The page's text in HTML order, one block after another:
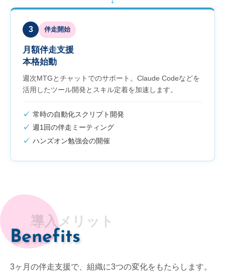
3 伴走開始
月額伴走支援
本格始動
週次MTGとチャットでのサポート。Claude Codeなどを
活用したツール開発とスキル定着を加速します。
常時の自動化スクリプト開発
週1回の伴走ミーティング
ハンズオン勉強会の開催
Benefits
導入メリット
3ヶ月の伴走支援で、組織に3つの変化をもたらします。